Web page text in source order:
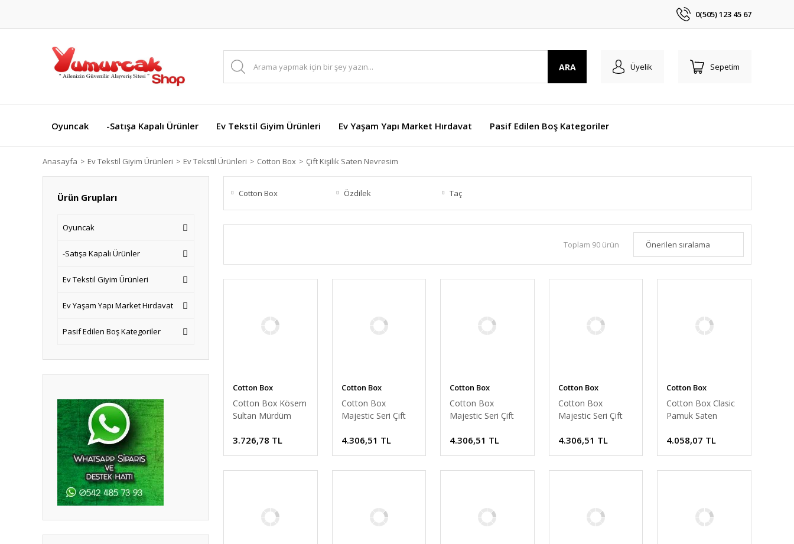
0(505) 123 45 67
ARA Üyelik Sepetim
Oyuncak -Satışa Kapalı Ürünler Ev Tekstil Giyim Ürünleri Ev Yaşam Yapı Market Hırdavat Pasif Edilen Boş Kategoriler
Anasayfa Ev Tekstil Giyim Ürünleri Ev Tekstil Ürünleri Cotton Box Çift Kişilik Saten Nevresim
Ürün Grupları
Oyuncak
-Satışa Kapalı Ürünler
Ev Tekstil Giyim Ürünleri
Ev Yaşam Yapı Market Hırdavat
Pasif Edilen Boş Kategoriler
Cotton Box Özdilek Taç
Toplam 90 ürün
Cotton Box
Cotton Box Kösem
Sultan Mürdüm
Nevresim Takımı
3.726,78 TL
Cotton Box
Cotton Box
Majestic Seri Çift
Takımı Delmor
4.306,51 TL
Cotton Box
Cotton Box
Majestic Seri Çift
Takımı Paola Gri
4.306,51 TL
Cotton Box
Cotton Box
Majestic Seri Çift
Takımı İnes bej
4.306,51 TL
Cotton Box
Cotton Box Clasic
Pamuk Saten
Çift Kişilik Mehveş
4.058,07 TL